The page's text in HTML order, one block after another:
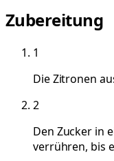
Zubereitung
1
Die Zitronen
2
Den Zucker in
verrühren, bis